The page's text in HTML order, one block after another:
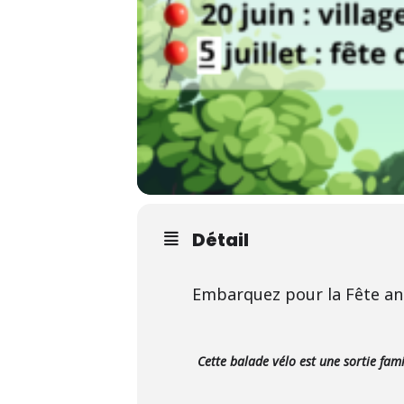
Détail
Embarquez pour la Fête
Cette balade vélo est une sortie